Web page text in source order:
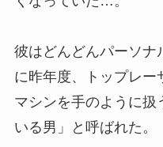
彼はどんどんパーソナ
に昨年度、トップレー
マシンを手のように扱
いる男」と呼ばれた。